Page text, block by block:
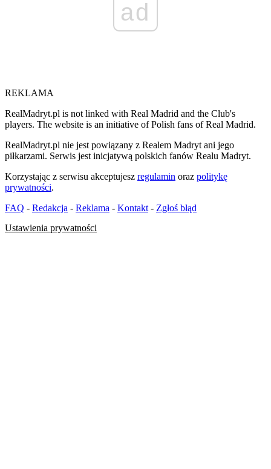
ad
REKLAMA
RealMadryt.pl is not linked with Real Madrid and the Club's
players. The website is an initiative of Polish fans of Real Madrid.
RealMadryt.pl nie jest powiązany z Realem Madryt ani jego
piłkarzami. Serwis jest inicjatywą polskich fanów Realu Madryt.
Korzystając z serwisu akceptujesz regulamin oraz politykę
prywatności.
FAQ - Redakcja - Reklama - Kontakt - Zgłoś błąd
Ustawienia prywatności